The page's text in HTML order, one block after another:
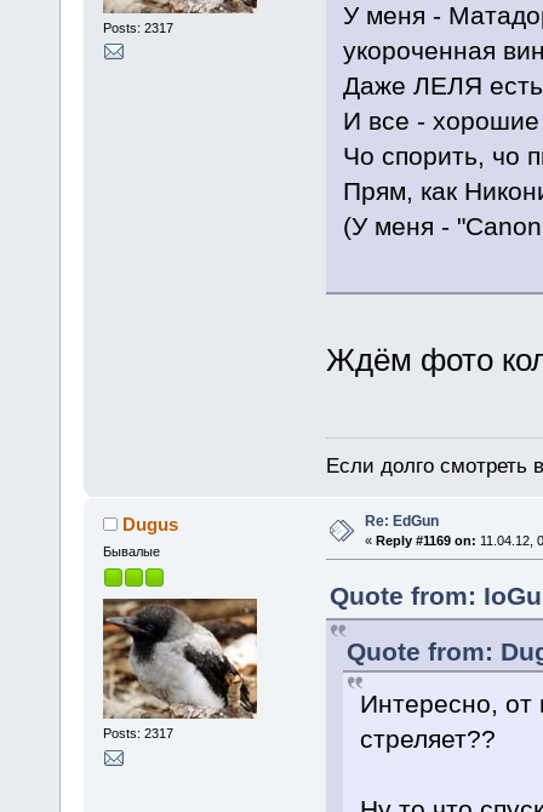
Posts: 2317
У меня -
укороченная
Даже ЛЕЛЯ
И все - хорошие
Чо спорить, чо
Прям, как
(У меня -
Ждём фото
Если долго смотреть
Dugus
Бывалые
Posts: 2317
Re: EdGun
« Reply #1169 on: 11.04.12,
Quote from:
Quote from:
Интересно, от
стреляет??